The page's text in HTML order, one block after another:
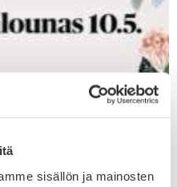
sisällön ja mainosten